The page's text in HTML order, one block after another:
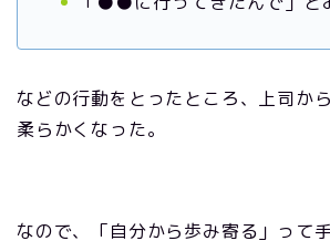
などの行動をとったところ、上司か
柔らかくなった。
なので、「自分から歩み寄る」って